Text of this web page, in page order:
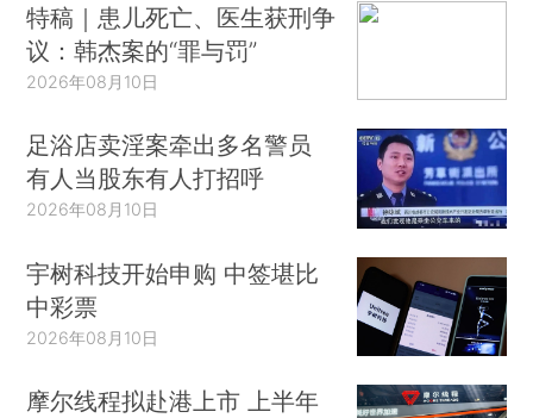
特稿｜患儿死亡、医生获刑争
议：韩杰案的“罪与罚”
2026年08月10日
足浴店卖淫案牵出多名警员
有人当股东有人打招呼
2026年08月10日
宇树科技开始申购 中签堪比
中彩票
2026年08月10日
摩尔线程拟赴港上市 上半年